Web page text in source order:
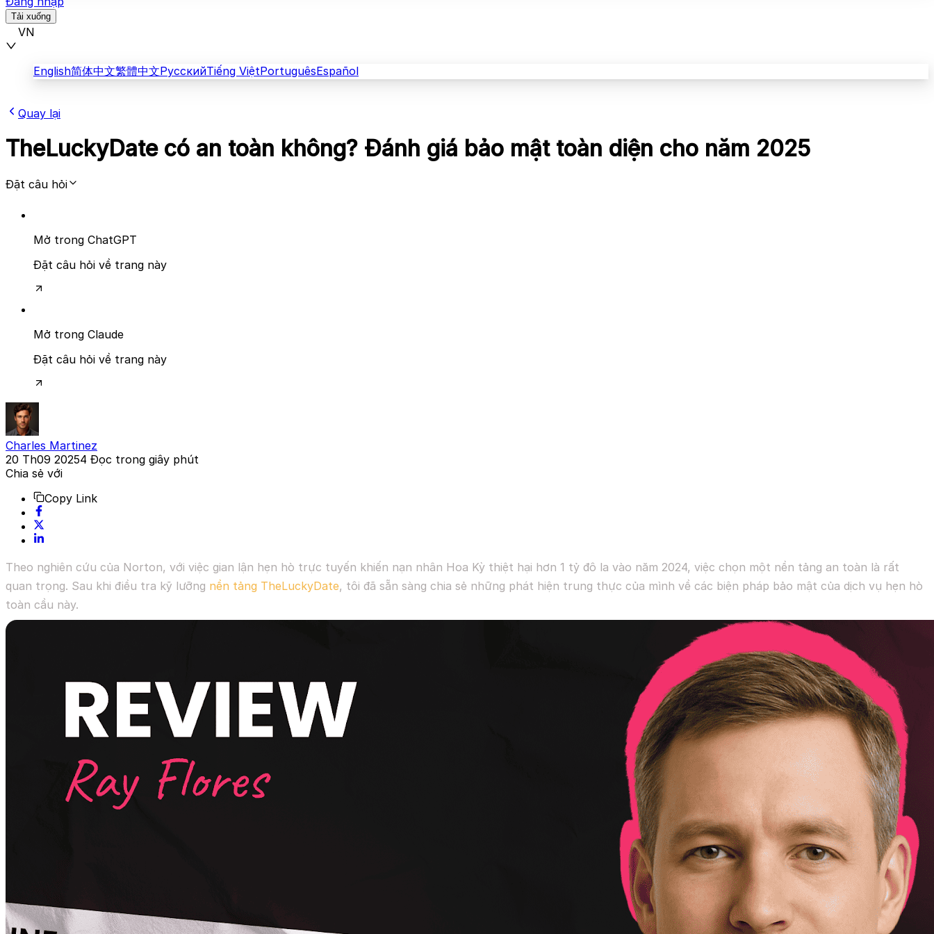
Tải xuống
VN
English简体中文繁體中文РусскийTiếng ViệtPortuguêsEspañol
Quay lại
TheLuckyDate có an toàn không? Đánh giá bảo mật toàn diện cho năm 2025
Đặt câu hỏi
Mở trong ChatGPT
Đặt câu hỏi về trang này
Mở trong Claude
Đặt câu hỏi về trang này
Charles Martinez
20 Th09 20254 Đọc trong giây phút
Chia sẻ với
Copy Link
Theo nghiên cứu của Norton, với việc gian lận hẹn hò trực tuyến khiến nạn nhân Hoa Kỳ thiệt hại hơn 1 tỷ đô la vào năm 2024, việc chọn một nền tảng an toàn là rất
quan trọng. Sau khi điều tra kỹ lưỡng nền tảng TheLuckyDate, tôi đã sẵn sàng chia sẻ những phát hiện trung thực của mình về các biện pháp bảo mật của dịch vụ hẹn hò
toàn cầu này.